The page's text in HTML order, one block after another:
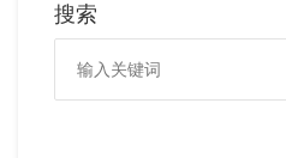
搜索